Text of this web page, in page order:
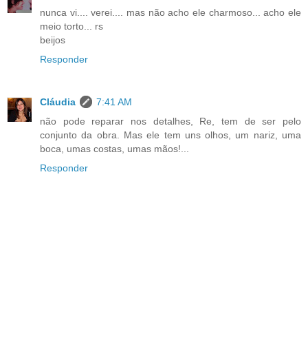
nunca vi.... verei.... mas não acho ele charmoso... acho ele
meio torto... rs
beijos
Responder
Cláudia
7:41 AM
não pode reparar nos detalhes, Re, tem de ser pelo
conjunto da obra. Mas ele tem uns olhos, um nariz, uma
boca, umas costas, umas mãos!...
Responder